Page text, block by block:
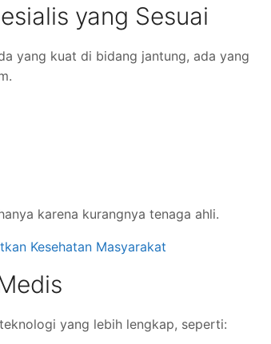
yang Sesuai
yang kuat di bidang jantung, ada yang
karena kurangnya tenaga ahli.
Kesehatan Masyarakat
yang lebih lengkap, seperti: